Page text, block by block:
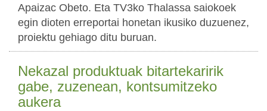
Apaizac Obeto. Eta TV3ko Thalassa saiokoek
egin dioten erreportai honetan ikusiko duzuenez,
proiektu gehiago ditu buruan.
Nekazal produktuak bitartekaririk
gabe, zuzenean, kontsumitzeko
aukera